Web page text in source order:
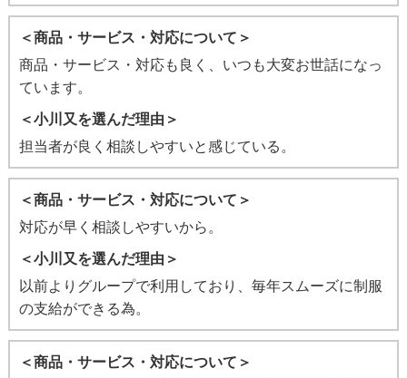
＜商品・サービス・対応について＞
商品・サービス・対応も良く、いつも大変お世話になっ
ています。
＜小川又を選んだ理由＞
担当者が良く相談しやすいと感じている。
＜商品・サービス・対応について＞
対応が早く相談しやすいから。
＜小川又を選んだ理由＞
以前よりグループで利用しており、毎年スムーズに制服
の支給ができる為。
＜商品・サービス・対応について＞